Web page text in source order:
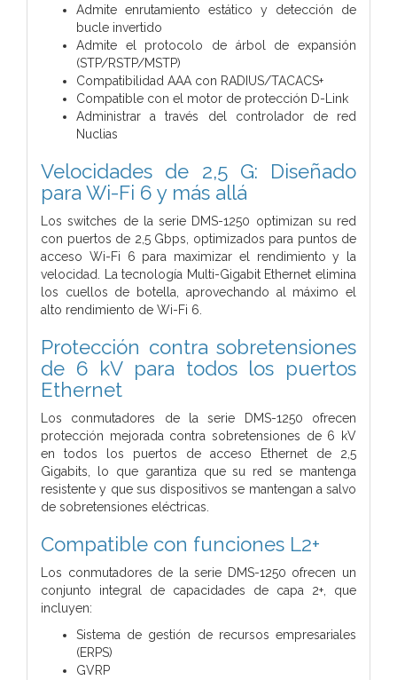
Admite enrutamiento estático y detección de
bucle invertido
Admite el protocolo de árbol de expansión
(STP/RSTP/MSTP)
Compatibilidad AAA con RADIUS/TACACS+
Compatible con el motor de protección D-Link
Administrar a través del controlador de red
Nuclias
Velocidades de 2,5 G: Diseñado
para Wi-Fi 6 y más allá
Los switches de la serie DMS-1250 optimizan su red
con puertos de 2,5 Gbps, optimizados para puntos de
acceso Wi-Fi 6 para maximizar el rendimiento y la
velocidad. La tecnología Multi-Gigabit Ethernet elimina
los cuellos de botella, aprovechando al máximo el
alto rendimiento de Wi-Fi 6.
Protección contra sobretensiones
de 6 kV para todos los puertos
Ethernet
Los conmutadores de la serie DMS-1250 ofrecen
protección mejorada contra sobretensiones de 6 kV
en todos los puertos de acceso Ethernet de 2,5
Gigabits, lo que garantiza que su red se mantenga
resistente y que sus dispositivos se mantengan a salvo
de sobretensiones eléctricas.
Compatible con funciones L2+
Los conmutadores de la serie DMS-1250 ofrecen un
conjunto integral de capacidades de capa 2+, que
incluyen:
Sistema de gestión de recursos empresariales
(ERPS)
GVRP